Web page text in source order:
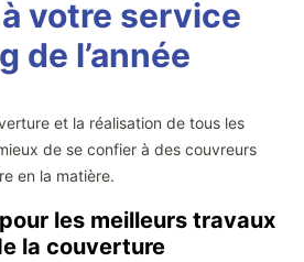
votre service
de l’année
et la réalisation de tous les
de se confier à des couvreurs
en la matière.
les meilleurs travaux
la couverture